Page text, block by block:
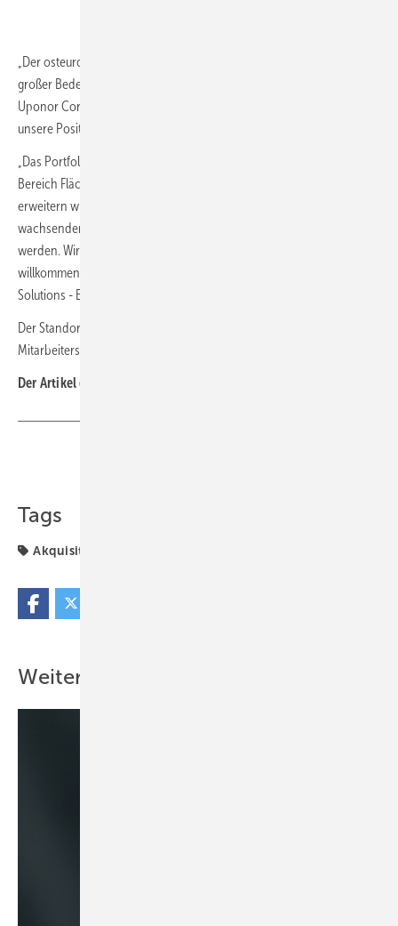
„Der osteuropäische Markt war für
großer Bedeutung“, sagt Michael Rauterkus, President und CEO der
Uponor Corporation. „Die Übernahme trägt wesentlich dazu bei,
unsere Position in der Region weiter zu stärken.“
„Das Portfolio von
Bereich Flächenheizung und -kühlung perfekt. Darüber hinaus
erweitern wir unser europäisches Produktionsnetzwerk, um der
wachsenden Nachfrage nach vorgefertigten Lösungen gerecht zu
werden. Wir freuen uns sehr darauf, Capricorn in der Uponor Gruppe
willkommen zu heißen“, erklärt Dr. Karsten Hoppe, President Building
Solutions - Europe.
Der Standort in Świebodzice soll mit dem bestehenden
Mitarbeiterstamm weitergeführt werden. ■
Der Artikel gehört zur
Tags
Akquisition
Weitere Inhalte